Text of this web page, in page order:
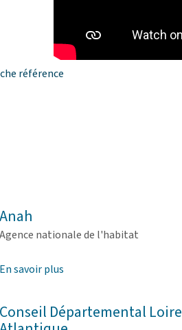
référence
Anah
Agence nationale de l'habitat
En savoir plus
Conseil Départemental Loire